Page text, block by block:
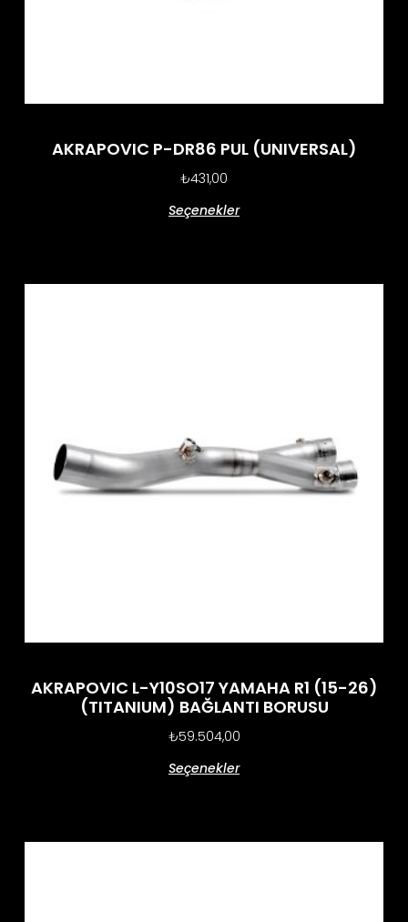
AKRAPOVIC P-DR86 PUL (UNIVERSAL)
₺431,00
Seçenekler
AKRAPOVIC L-Y10SO17 YAMAHA R1 (15-26)
(TITANIUM) BAĞLANTI BORUSU
₺59.504,00
Seçenekler